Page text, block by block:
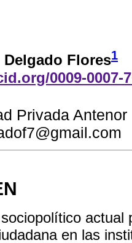
Flores1
0009-0007-
Privada
en las